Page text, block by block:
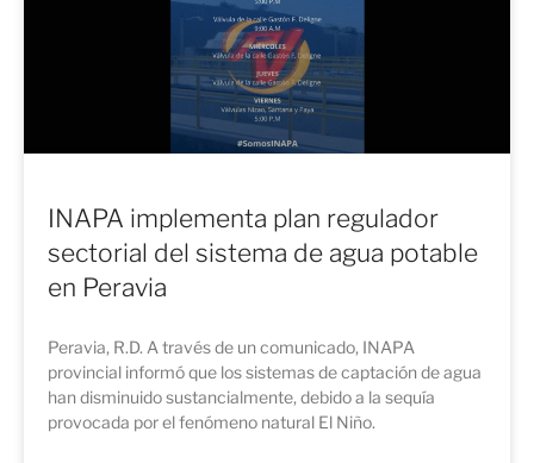
INAPA implementa plan regulador
sectorial del sistema de agua potable
en Peravia
Peravia, R.D. A través de un comunicado, INAPA
provincial informó que los sistemas de captación de agua
han disminuido sustancialmente, debido a la sequía
provocada por el fenómeno natural El Niño.